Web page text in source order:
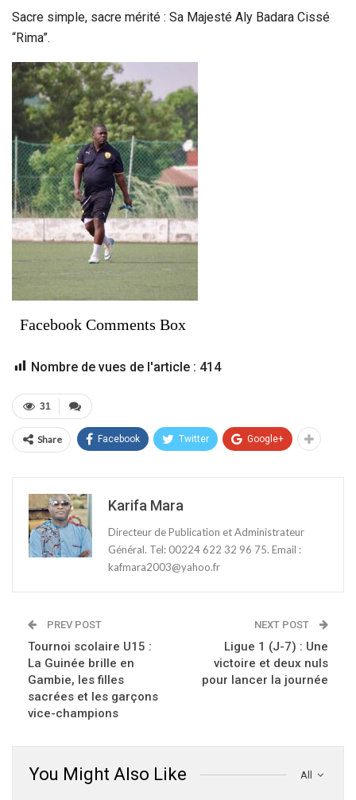
Sacre simple, sacre mérité : Sa Majesté Aly Badara Cissé
“Rima”.
Facebook Comments Box
Nombre de vues de l'article : 414
31
Share Facebook Twitter Google+
Karifa Mara
Directeur de Publication et Administrateur
Général. Tel: 00224 622 32 96 75. Email :
kafmara2003@yahoo.fr
PREV POST
Tournoi scolaire U15 :
La Guinée brille en
Gambie, les filles
sacrées et les garçons
vice-champions
NEXT POST
Ligue 1 (J-7) : Une
victoire et deux nuls
pour lancer la journée
All
You Might Also Like